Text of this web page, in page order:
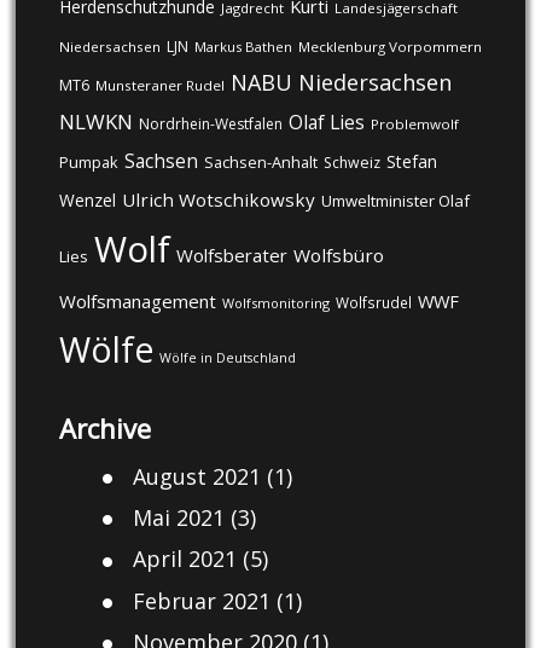
Herdenschutzhunde Jagdrecht Kurti Landesjägerschaft
Niedersachsen LJN Markus Bathen Mecklenburg Vorpommern
MT6 Munsteraner Rudel NABU Niedersachsen
NLWKN Nordrhein-Westfalen Olaf Lies Problemwolf
Pumpak Sachsen Sachsen-Anhalt Schweiz Stefan
Wenzel Ulrich Wotschikowsky Umweltminister Olaf
Lies Wolf Wolfsberater Wolfsbüro
Wolfsmanagement Wolfsmonitoring Wolfsrudel WWF
Wölfe Wölfe in Deutschland
Archive
August 2021 (1)
Mai 2021 (3)
April 2021 (5)
Februar 2021 (1)
November 2020(1)